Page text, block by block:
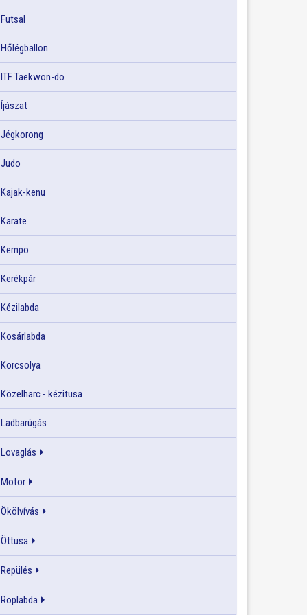
Futsal
Hőlégballon
ITF Taekwon-do
Íjászat
Jégkorong
Judo
Kajak-kenu
Karate
Kempo
Kerékpár
Kézilabda
Kosárlabda
Korcsolya
Közelharc - kézitusa
Ladbarúgás
Lovaglás
Motor
Ökölvívás
Öttusa
Repülés
Röplabda